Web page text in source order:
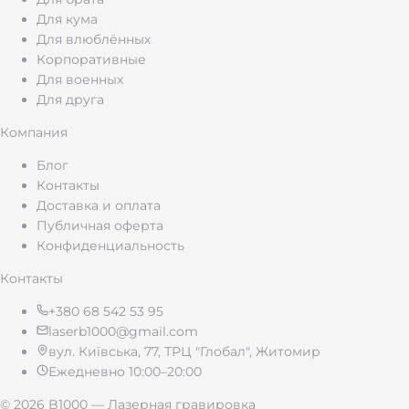
чаще всего выбирают для отца:
Брелок с именем — такая мелочь, а папа
будет каждый день вспоминать о тебе, когда
достанет ключи. Можно добавить имена
Зажигалка с гравировкой — ну, это же
классика! Мой дед до сих пор носит ту,
которую ему подарили 30 лет назад. Дата
рождения, монограмма или короткая фраза.
Карманный нож — практичный выбор для
активного папы, рыбака или дачника.
металлический сувенир, который удобно
носить в кошельке. Популярный формат для
теплых посланий от детей.
Подарочный набор — брелок и зажигалка
или жетон и браслет в упаковке. Все в одной
Для кума
Для влюблённых
Корпоративные
Для военных
Для друга
Компания
Блог
Контакты
Доставка и оплата
Публичная оферта
Конфиденциальность
Контакты
+380 68 542 53 95
laserb1000@gmail.com
вул. Київська, 77, ТРЦ "Глобал", Житомир
Ежедневно 10:00–20:00
© 2026 B1000 — Лазерная гравировка